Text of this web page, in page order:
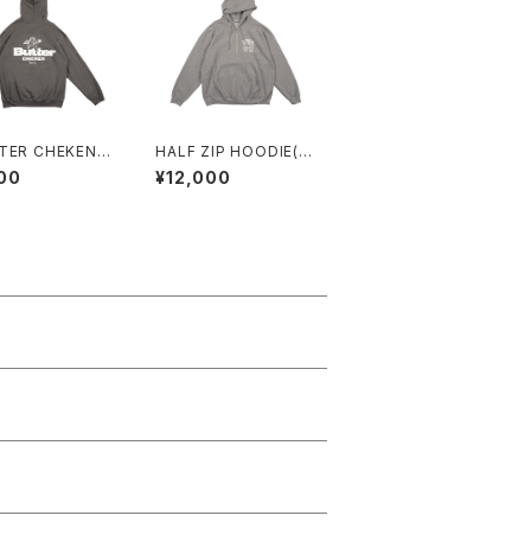
CHEKEN】
ーカー（CHAR
HALF ZIP HOODIE(T
OP GRAY)
¥12,000